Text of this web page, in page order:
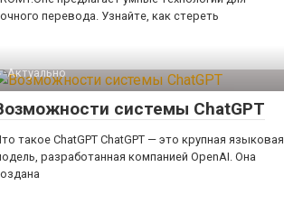
перевода. Узнайте, как стереть
Актуально
системы ChatGPT
такое ChatGPT ChatGPT — это крупная языковая
разработанная компанией OpenAI. Она